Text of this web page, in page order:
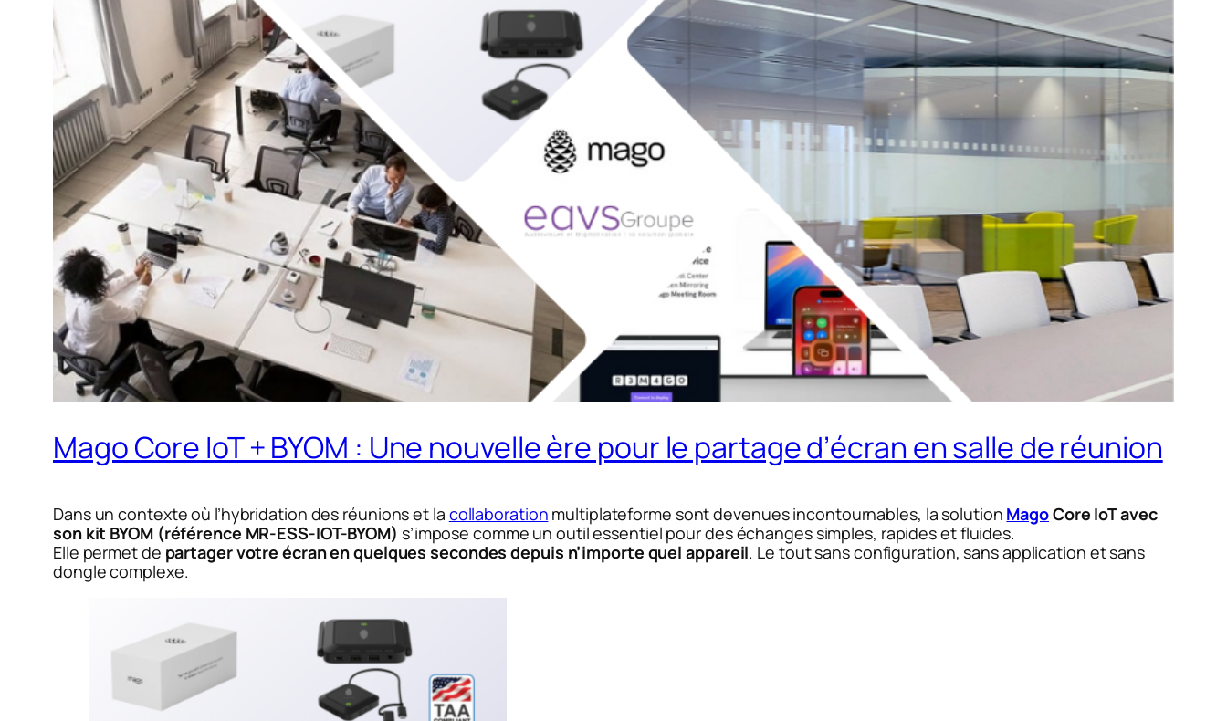
Mago Core IoT + BYOM : Une nouvelle ère pour le partage d’écran en salle de réunion
Dans un contexte où l’hybridation des réunions et la collaboration multiplateforme sont devenues incontournables, la solution MagoCore IoT avec
son kit BYOM (référence MR-ESS-IOT-BYOM) s’impose comme un outil essentiel pour des échanges simples, rapides et fluides.
Elle permet de partager votre écran en quelques secondes depuis n’importe quel appareil. Le tout sans configuration, sans application et sans
dongle complexe.